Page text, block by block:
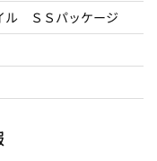
ル ＳＳパッケージ